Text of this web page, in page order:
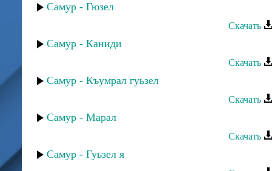
Самур - Гюзел
Скачать
Самур - Каниди
Скачать
Самур - Къумрал гуьзел
Скачать
Самур - Марал
Скачать
Самур - Гуьзел я